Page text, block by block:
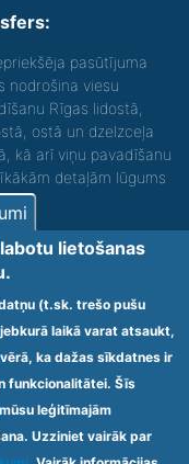
pasūtījuma
nodrošina viesu
Rīgas lidostā,
ostā un dzelzceļa
kā arī viņu pavadīšanu
detaļām lūgums
personām ar
„Sanare-KRC
ir nodrošināta vides
traucējumiem,
kabineta
„Noteikumi par
iestādēm un to
64003
lietošanas
(t.sk. trešo pušu
laikā varat atsaukt,
ka dažas sīkdatnes ir
funkcionalitātei. Šīs
leģitīmajām
Uzziniet vairāk par